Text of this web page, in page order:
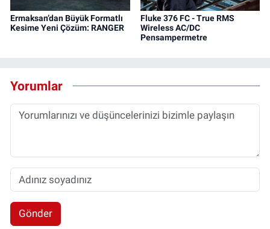
Ermaksan’dan Büyük Formatlı
Kesime Yeni Çözüm: RANGER
Fluke 376 FC - True RMS
Wireless AC/DC
Pensampermetre
Yorumlar
Gönder